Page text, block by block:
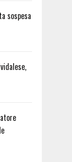
sospesa